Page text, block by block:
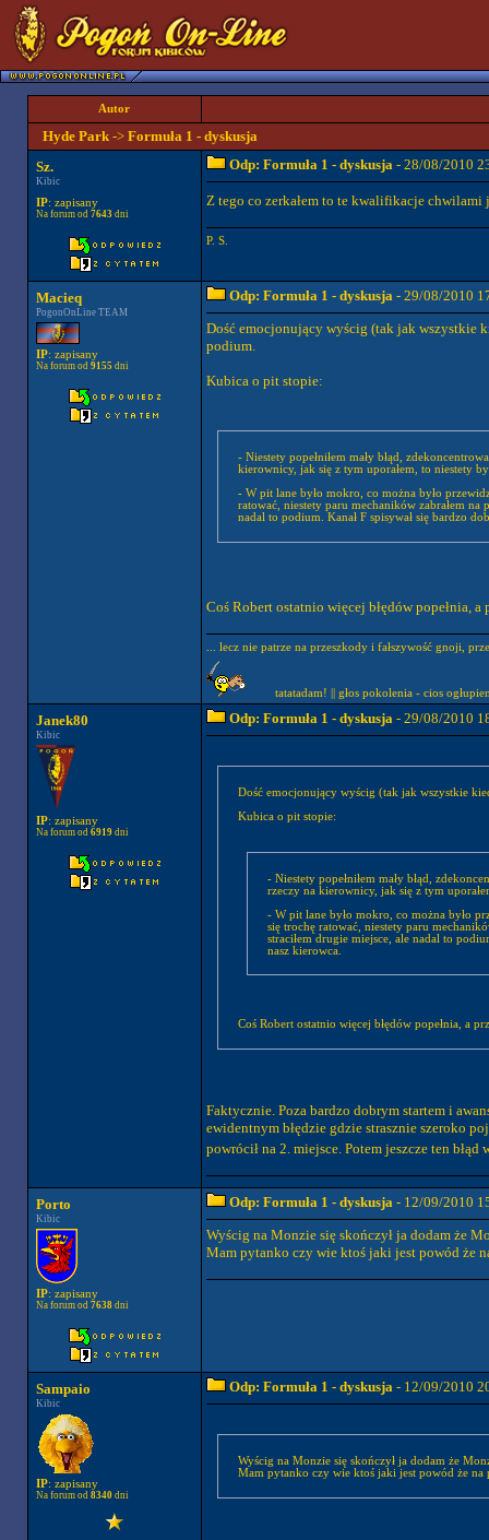
Autor
Hyde Park-> Formuła 1 - dyskusja
Sz.
Kibic
IP: zapisany
Na forum od 7643dni
Odp: Formuła 1 - dyskusja- 28/08/2010
Z tego co zerkałem to te kwalifikacje
P. S.
Macieq
PogonOnLine TEAM
IP: zapisany
Na forum od 9155 dni
Odp: Formuła 1 - dyskusja- 29/08/2010
Dość emocjonujący wyścig (tak jak wszystkie
podium.
Kubica o pit stopie:
- Niestety popełniłem mały błąd,
kierownicy, jak się z tym uporałem, to niestety
- W pit lane było mokro, co można było
ratować, niestety paru mechaników zabrałem
nadal to podium. Kanał F spisywał się bardzo
Coś Robert ostatnio więcej błędów popełnia,
... lecz nie patrze na przeszkody i fałszywość gnoji,
tatatadam! || głos pokolenia - cios
Janek80
Kibic
IP: zapisany
Na forum od 6919dni
Odp: Formuła 1 - dyskusja- 29/08/2010
Dość emocjonujący wyścig (tak jak wszystkie
Kubica o pit stopie:
- Niestety popełniłem mały błąd,
rzeczy na kierownicy, jak się z tym
- W pit lane było mokro, co można było
się trochę ratować, niestety paru
straciłem drugie miejsce, ale nadal to
nasz kierowca.
Coś Robert ostatnio więcej błędów popełnia, a
Faktycznie. Poza bardzo dobrym startem i
ewidentnym błędzie gdzie strasznie szeroko
powrócił na 2. miejsce. Potem jeszcze ten
Porto
Kibic
IP: zapisany
Na forum od 7638dni
Odp: Formuła 1 - dyskusja- 12/09/2010
Wyścig na Monzie się skończył ja dodam że
Mam pytanko czy wie ktoś jaki jest powód że
Sampaio
Kibic
IP: zapisany
Na forum od 8340dni
Odp: Formuła 1 - dyskusja- 12/09/2010
Wyścig na Monzie się skończył ja dodam że
Mam pytanko czy wie ktoś jaki jest powód że na